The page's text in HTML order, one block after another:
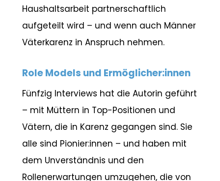
Haushaltsarbeit partnerschaftlich
aufgeteilt wird – und wenn auch Männer
Väterkarenz in Anspruch nehmen.
Role Models und Ermöglicher:innen
Fünfzig Interviews hat die Autorin geführt
– mit Müttern in Top-Positionen und
Vätern, die in Karenz gegangen sind. Sie
alle sind Pionier:innen – und haben mit
dem Unverständnis und den
Rollenerwartungen umzugehen, die von